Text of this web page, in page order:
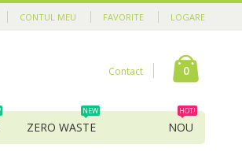
CONTUL MEU FAVORITE LOGARE
Contact 0
ZERO WASTE
NEW
NOU
HOT!